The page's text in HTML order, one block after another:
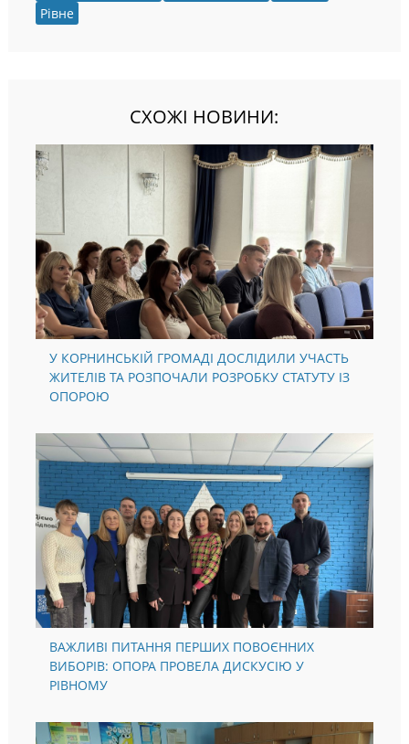
Рівне
СХОЖІ НОВИНИ:
У КОРНИНСЬКІЙ ГРОМАДІ ДОСЛІДИЛИ УЧАСТЬ
ЖИТЕЛІВ ТА РОЗПОЧАЛИ РОЗРОБКУ СТАТУТУ ІЗ
ОПОРОЮ
ВАЖЛИВІ ПИТАННЯ ПЕРШИХ ПОВОЄННИХ
ВИБОРІВ: ОПОРА ПРОВЕЛА ДИСКУСІЮ У
РІВНОМУ